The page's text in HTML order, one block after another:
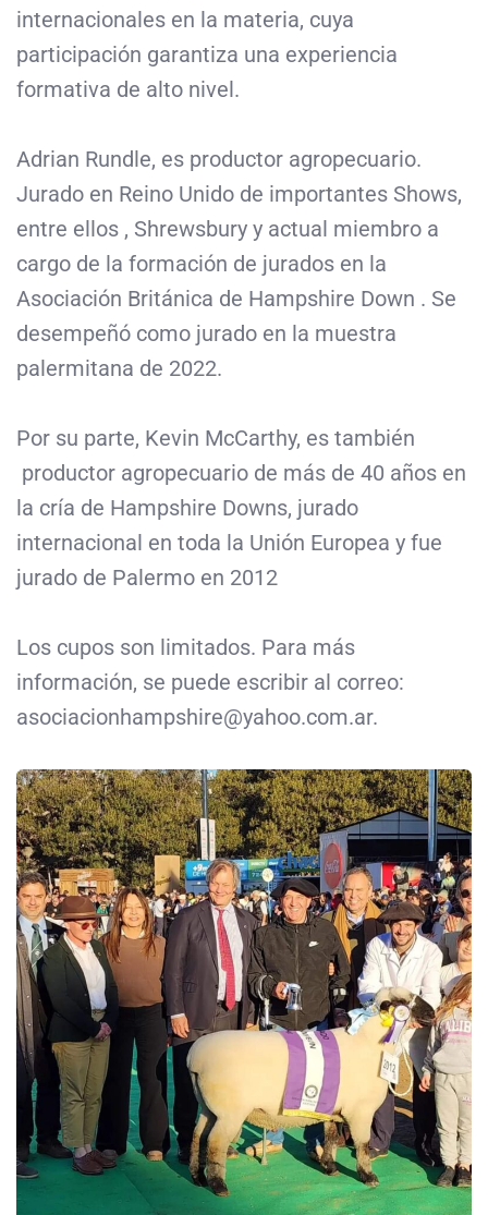
internacionales en la materia, cuya
participación garantiza una experiencia
formativa de alto nivel.
Adrian Rundle, es productor agropecuario.
Jurado en Reino Unido de importantes Shows,
entre ellos , Shrewsbury y actual miembro a
cargo de la formación de jurados en la
Asociación Británica de Hampshire Down . Se
desempeñó como jurado en la muestra
palermitana de 2022.
Por su parte, Kevin McCarthy, es también
productor agropecuario de más de 40 años en
la cría de Hampshire Downs, jurado
internacional en toda la Unión Europea y fue
jurado de Palermo en 2012
Los cupos son limitados. Para más
información, se puede escribir al correo:
asociacionhampshire@yahoo.com.ar.